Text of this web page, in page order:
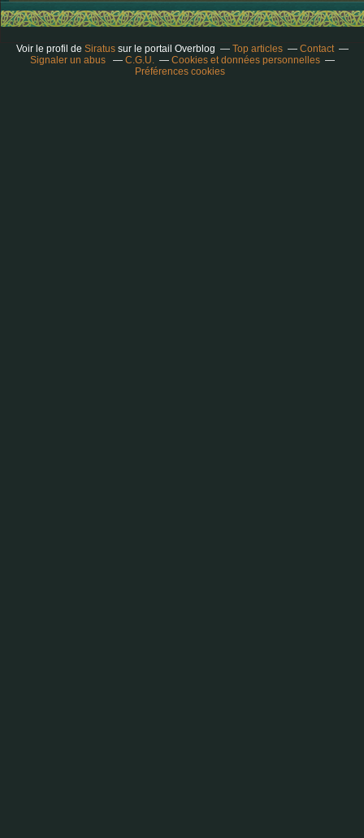
Voir le profil de Siratussur le portail Overblog Top articles
Contact
Signaler un abus
C.G.U.
Cookies et données personnelles
Préférences cookies